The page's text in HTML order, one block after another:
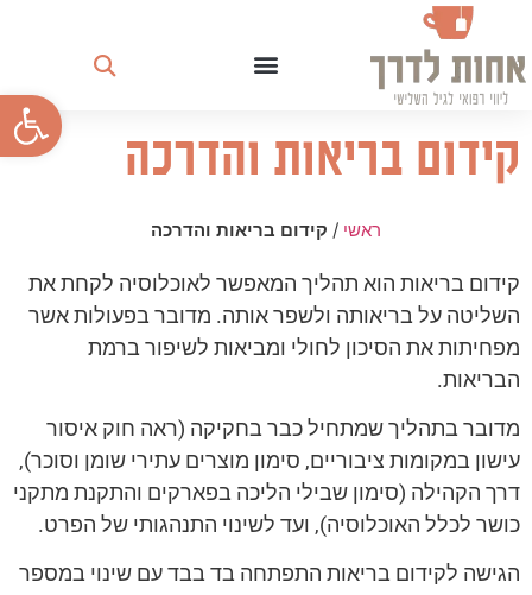
קידום בריאות והדרכה
ראשי / קידום בריאות והדרכה
קידום בריאות הוא תהליך המאפשר לאוכלוסיה לקחת את
השליטה על בריאותה ולשפר אותה. מדובר בפעולות אשר
מפחיתות את הסיכון לחולי ומביאות לשיפור ברמת
הבריאות.
מדובר בתהליך שמתחיל כבר בחקיקה (ראה חוק איסור
עישון במקומות ציבוריים, סימון מוצרים עתירי שומן וסוכר),
דרך הקהילה (סימון שבילי הליכה בפארקים והתקנת מתקני
כושר לכלל האוכלוסיה), ועד לשינוי התנהגותי של הפרט.
הגישה לקידום בריאות התפתחה בד בבד עם שינוי במספר